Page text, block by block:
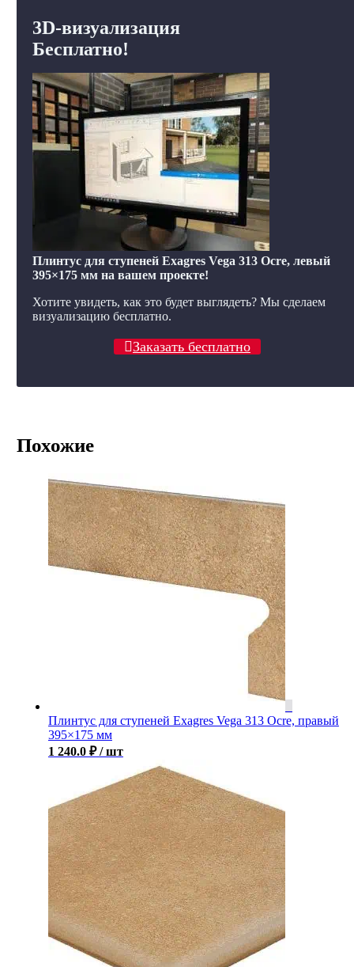
3D-визуализация
Бесплатно!
Плинтус для ступеней Exagres Vega 313 Ocre, левый
395×175 мм на вашем проекте!
Хотите увидеть, как это будет выглядеть? Мы сделаем
визуализацию бесплатно.
Заказать бесплатно
Похожие
Плинтус для ступеней Exagres Vega 313 Ocre, правый
395×175 мм
1 240.0 ₽ / шт